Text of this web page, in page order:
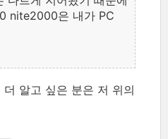
nite2000은 내가 PC
더 알고 싶은 분은 저 위의